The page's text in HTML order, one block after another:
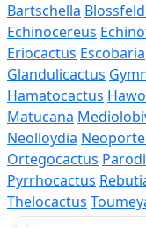
Bartschella
Echinocereus
Eriocactus Escobaria
Glandulicactus
Hamatocactus
Matucana
Neolloydia
Ortegocactus
Pyrrhocactus
Thelocactus